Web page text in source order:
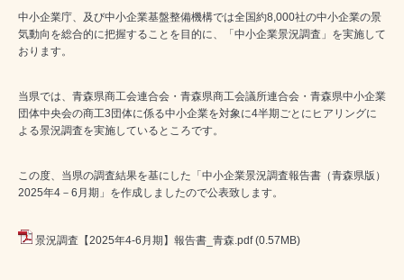
中小企業庁、及び中小企業基盤整備機構では全国約8,000社の中小企業の景
気動向を総合的に把握することを目的に、「中小企業景況調査」を実施して
おります。
当県では、青森県商工会連合会・青森県商工会議所連合会・青森県中小企業
団体中央会の商工3団体に係る中小企業を対象に4半期ごとにヒアリングに
よる景況調査を実施しているところです。
この度、当県の調査結果を基にした「中小企業景況調査報告書（青森県版）
2025年4－6月期」を作成しましたので公表致します。
景況調査【2025年4-6月期】報告書_青森.pdf (0.57MB)